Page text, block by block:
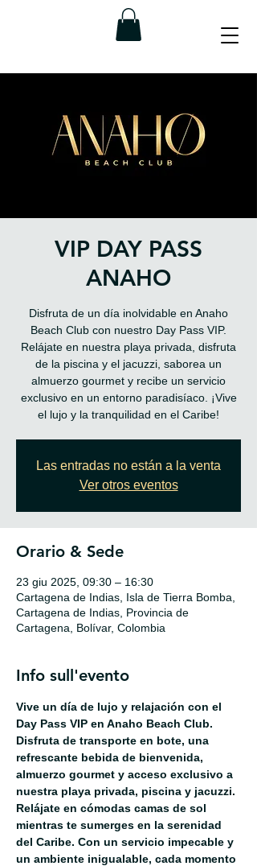
VIP DAY PASS
ANAHO
Disfruta de un día inolvidable en Anaho
Beach Club con nuestro Day Pass VIP.
Relájate en nuestra playa privada, disfruta
de la piscina y el jacuzzi, saborea un
almuerzo gourmet y recibe un servicio
exclusivo en un entorno paradisíaco. ¡Vive
el lujo y la tranquilidad en el Caribe!
Las entradas no están a la venta
Ver otros eventos
Orario & Sede
23 giu 2025, 09:30 – 16:30
Cartagena de Indias, Isla de Tierra Bomba,
Cartagena de Indias, Provincia de
Cartagena, Bolívar, Colombia
Info sull'evento
Vive un día de lujo y relajación con el
Day Pass VIP en Anaho Beach Club.
Disfruta de transporte en bote, una
refrescante bebida de bienvenida,
almuerzo gourmet y acceso exclusivo a
nuestra playa privada, piscina y jacuzzi.
Relájate en cómodas camas de sol
mientras te sumerges en la serenidad
del Caribe. Con un servicio impecable y
un ambiente inigualable, cada momento